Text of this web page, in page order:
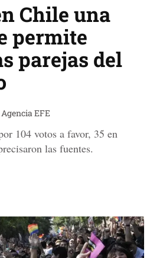
Chile una
permite
parejas del
Agencia EFE
104 votos a favor, 35 en
las fuentes.